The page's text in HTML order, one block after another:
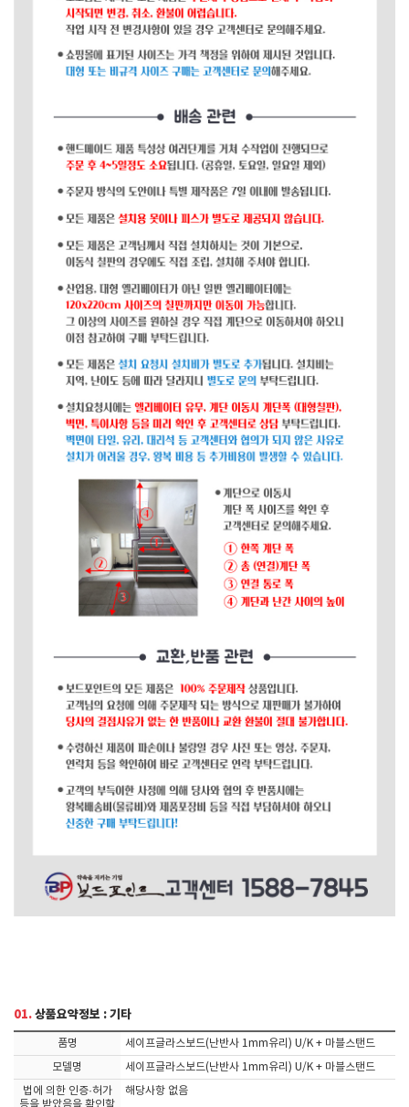
01.상품요약정보 : 기타
품명
세이프글라스보드(난반사 1mm유리) U/K + 마블스탠드
모델명
세이프글라스보드(난반사 1mm유리) U/K + 마블스탠드
법에 의한 인증·허가
등을 받았음을 확인할
해당사항 없음